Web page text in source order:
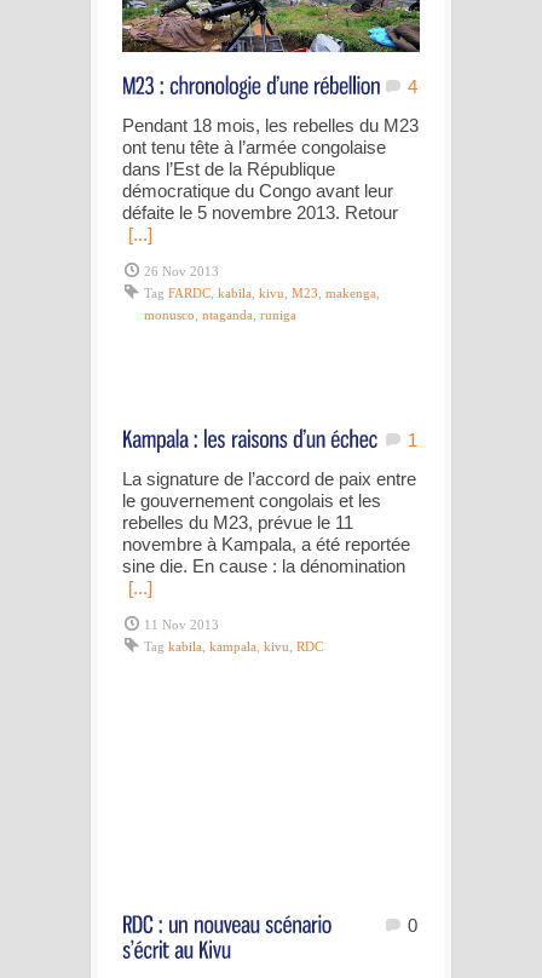
4
Pendant 18 mois, les rebelles du M23
ont tenu tête à l’armée congolaise
dans l’Est de la République
démocratique du Congo avant leur
défaite le 5 novembre 2013. Retour
[...]
26 Nov 2013
Tag FARDC kabila kivu M23 makenga
monusco ntaganda runiga
1
La signature de l’accord de paix entre
le gouvernement congolais et les
rebelles du M23, prévue le 11
novembre à Kampala, a été reportée
sine die. En cause : la dénomination
[...]
11 Nov 2013
Tag kabila kampala kivu RDC
0